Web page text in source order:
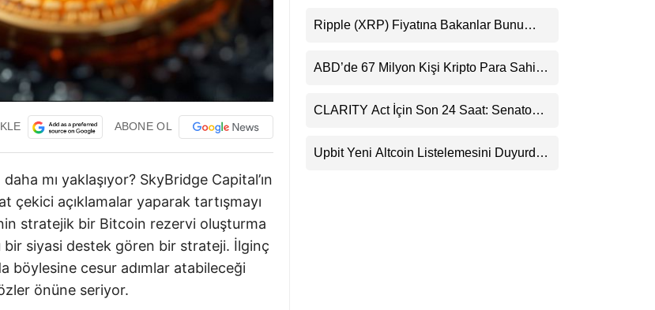
TikTok
ABONE OL
mı yaklaşıyor? SkyBridge Capital’ın
açıklamalar yaparak tartışmayı
stratejik bir Bitcoin rezervi oluşturma
bir siyasi destek gören bir strateji. İlginç
böylesine cesur adımlar atabileceği
önüne seriyor.
Destekledi
Ripple (XRP) Fiyatına Bakanlar Bunu
Uyarı
ABD’de 67 Milyon Kişi Kripto Para Sahibi:
CLARITY Act İçin Son 24 Saat: Senato
Beklentisini Bozabilir
Upbit Yeni Altcoin Listelemesini Duyurdu: